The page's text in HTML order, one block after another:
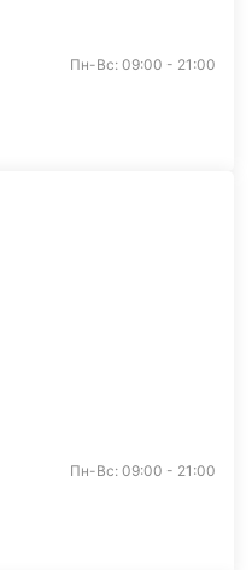
Пн-Вс: 09:00 - 21:00
Пн-Вс: 09:00 - 21:00